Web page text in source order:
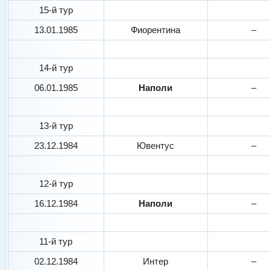
15-й тур
13.01.1985
Фиорентина –
14-й тур
06.01.1985
Наполи –
13-й тур
23.12.1984
Ювентус –
12-й тур
16.12.1984
Наполи –
11-й тур
02.12.1984
Интер –